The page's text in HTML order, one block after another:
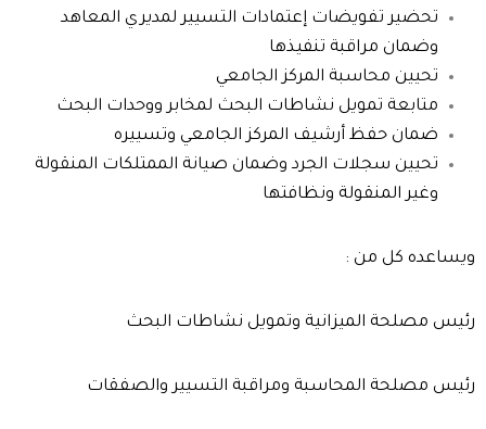
تحضير تفويضات إعتمادات التسيير لمديري المعاهد
وضمان مراقبة تنفيذها
تحيين محاسبة المركز الجامعي
متابعة تمويل نشاطات البحث لمخابر ووحدات البحث
ضمان حفظ أرشيف المركز الجامعي وتسييره
تحيين سجلات الجرد وضمان صيانة الممتلكات المنقولة
وغير المنقولة ونظافتها
ويساعده كل من :
رئيس مصلحة الميزانية وتمويل نشاطات البحث
رئيس مصلحة المحاسبة ومراقبة التسيير والصفقات